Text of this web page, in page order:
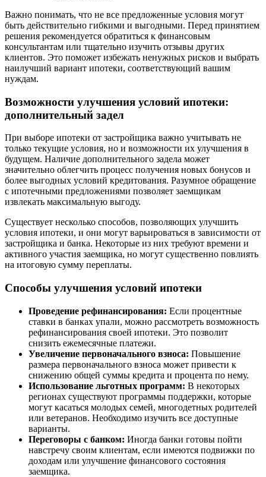
Важно понимать, что не все предложенные условия могут
быть действительно гибкими и выгодными. Перед принятием
решения рекомендуется обратиться к финансовым
консультантам или тщательно изучить отзывы других
клиентов. Это поможет избежать ненужных рисков и выбрать
наилучший вариант ипотеки, соответствующий вашим
нуждам.
Возможности улучшения условий ипотеки:
дополнительный задел
При выборе ипотеки от застройщика важно учитывать не
только текущие условия, но и возможности их улучшения в
будущем. Наличие дополнительного задела может
значительно облегчить процесс получения новых бонусов и
более выгодных условий кредитования. Разумное обращение
с ипотечными предложениями позволяет заемщикам
извлекать максимальную выгоду.
Существует несколько способов, позволяющих улучшить
условия ипотеки, и они могут варьироваться в зависимости от
застройщика и банка. Некоторые из них требуют времени и
активного участия заемщика, но могут существенно повлиять
на итоговую сумму переплаты.
Способы улучшения условий ипотеки
Проведение рефинансирования: Если процентные
ставки в банках упали, можно рассмотреть возможность
рефинансирования своей ипотеки. Это позволит
снизить ежемесячные платежи.
Увеличение первоначального взноса: Повышение
размера первоначального взноса может привести к
снижению общей суммы кредита и процента по нему.
Использование льготных программ: В некоторых
регионах существуют программы поддержки, которые
могут касаться молодых семей, многодетных родителей
или ветеранов. Необходимо изучить все доступные
варианты.
Переговоры с банком: Иногда банки готовы пойти
навстречу своим клиентам, если имеются подвижки по
доходам или улучшение финансового состояния
заемщика.